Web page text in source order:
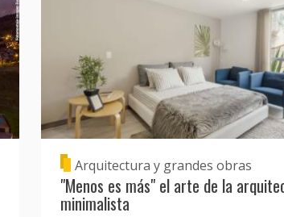
Arquitectura y grandes obras
"Menos es más" el arte de la
minimalista